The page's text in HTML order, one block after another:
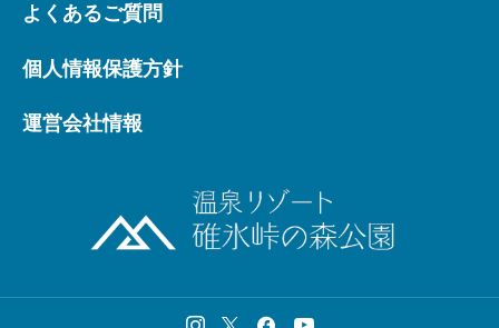
よくあるご質問
個人情報保護方針
運営会社情報